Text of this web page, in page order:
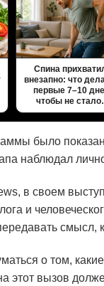
Спина
внезапно: что
первые 7–10
чтобы не
было
наблюдал
, в своем
и
смысл,
о том,
этот вызов